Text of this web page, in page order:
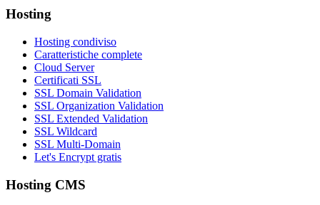
Hosting
Hosting condiviso
Caratteristiche complete
Cloud Server
Certificati SSL
SSL Domain Validation
SSL Organization Validation
SSL Extended Validation
SSL Wildcard
SSL Multi-Domain
Let's Encrypt gratis
Hosting CMS